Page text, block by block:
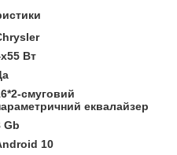
Вт
смуговий
еквалайзер
Gb
10